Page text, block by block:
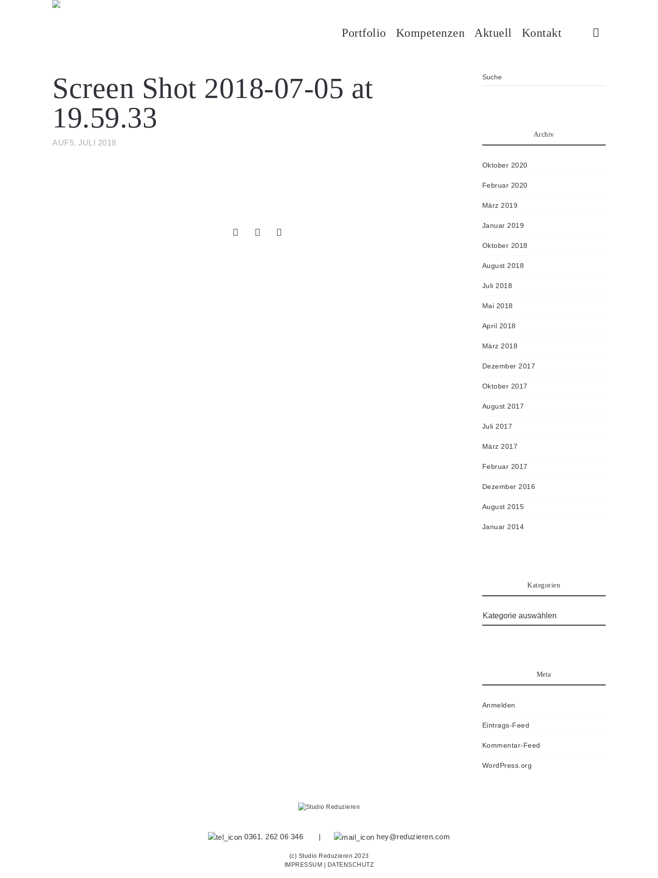
Portfolio Kompetenzen Aktuell Kontakt
Screen Shot 2018-07-05 at
19.59.33
AUF5. JULI 2018
Archiv
Oktober 2020
Februar 2020
März 2019
Januar 2019
Oktober 2018
August 2018
Juli 2018
Mai 2018
April 2018
März 2018
Dezember 2017
Oktober 2017
August 2017
Juli 2017
März 2017
Februar 2017
Dezember 2016
August 2015
Januar 2014
Kategorien
Meta
Anmelden
Eintrags-Feed
Kommentar-Feed
WordPress.org
0361. 262 06 346 | hey@reduzieren.com
(c) Studio Reduzieren 2023
IMPRESSUM | DATENSCHUTZ